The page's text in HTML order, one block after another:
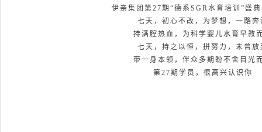
伊亲集团第27期“德系SGR水育培训”盛
七天，初心不改， 为梦想，一路奔
持满腔热血，为科学婴儿水育早教
七天，持之以恒，拼努力，未曾放
带一身本领，伴众多期盼不舍目光
第27期学员，很高兴认识你